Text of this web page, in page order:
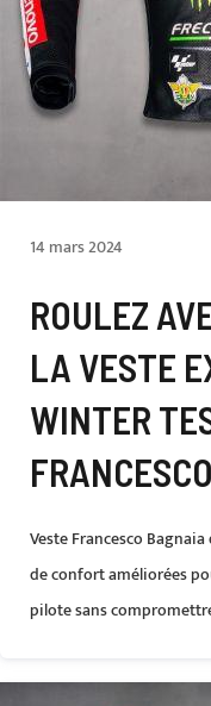
14 mars 2024
ROULEZ
LA VESTE
WINTER
Veste Francesco
de confort améliorées
pilote sans